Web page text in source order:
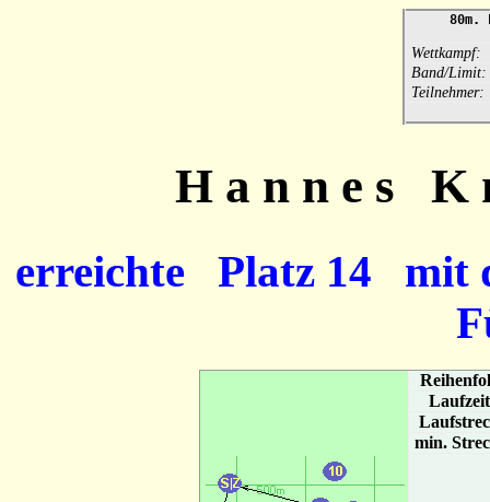
80m.
Wettkampf:
Band/Limit:
Teilnehmer:
H a n n e s
erreichte Platz 14 mit
min.